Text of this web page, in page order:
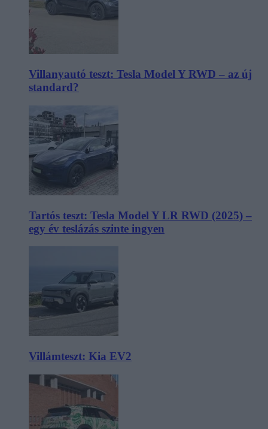
Villanyautó teszt: Tesla Model Y RWD – az új
standard?
Tartós teszt: Tesla Model Y LR RWD (2025) –
egy év teslázás szinte ingyen
Villámteszt: Kia EV2